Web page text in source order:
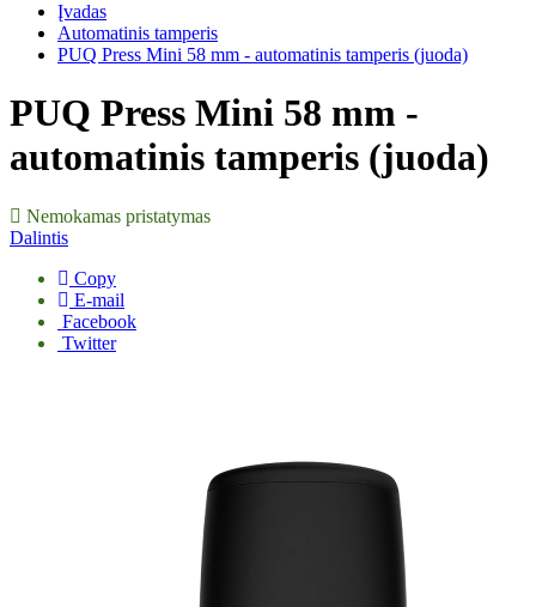
Įvadas
Automatinis tamperis
PUQ Press Mini 58 mm - automatinis tamperis (juoda)
PUQ Press Mini 58 mm -
automatinis tamperis (juoda)
Nemokamas pristatymas
Dalintis
Copy
E-mail
Facebook
Twitter